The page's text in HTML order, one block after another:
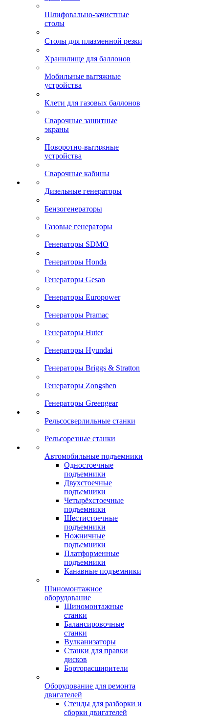
Шлифовально-зачистные
столы
Столы для плазменной резки
Хранилище для баллонов
Мобильные вытяжные
устройства
Клети для газовых баллонов
Сварочные защитные
экраны
Поворотно-вытяжные
устройства
Сварочные кабины
Дизельные генераторы
Бензогенераторы
Газовые генераторы
Генераторы SDMO
Генераторы Honda
Генераторы Gesan
Генераторы Europower
Генераторы Pramac
Генераторы Huter
Генераторы Hyundai
Генераторы Briggs & Stratton
Генераторы Zongshen
Генераторы Greengear
Рельсосверлильные станки
Рельсорезные станки
Автомобильные подъемники
Одностоечные
подъемники
Двухстоечные
подъемники
Четырёхстоечные
подъемники
Шестистоечные
подъемники
Ножничные
подъемники
Платформенные
подъемники
Канавные подъемники
Шиномонтажное
оборудование
Шиномонтажные
станки
Балансировочные
станки
Вулканизаторы
Станки для правки
дисков
Борторасширители
Оборудование для ремонта
двигателей
Стенды для разборки и
сборки двигателей